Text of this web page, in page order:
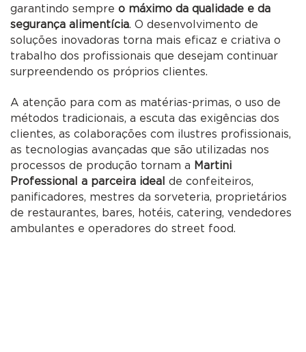
garantindo sempreo máximo da qualidade e da
segurança alimentícia. O desenvolvimento de
soluções inovadoras torna mais eficaz e criativa o
trabalho dos profissionais que desejam continuar
surpreendendo os próprios clientes.
A atenção para com as matérias-primas, o uso de
métodos tradicionais, a escuta das exigências dos
clientes, as colaborações com ilustres profissionais,
as tecnologias avançadas que são utilizadas nos
processos de produção tornam a Martini
Professional a parceira ideal de confeiteiros,
panificadores, mestres da sorveteria, proprietários
de restaurantes, bares, hotéis, catering, vendedores
ambulantes e operadores do street food.